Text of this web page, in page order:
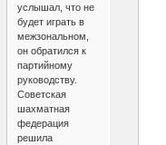
услышал, что не
будет играть в
межзональном,
он обратился к
партийному
руководству.
Советская
шахматная
федерация
решила